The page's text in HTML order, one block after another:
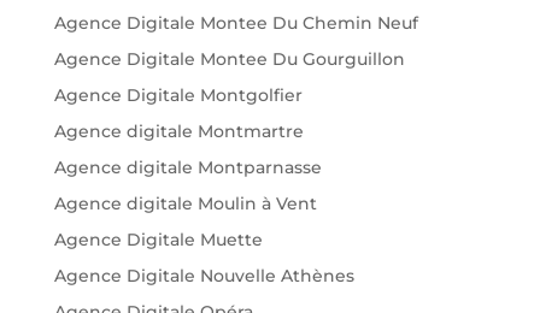
Agence Digitale Montee Du Chemin Neuf
Agence Digitale Montee Du Gourguillon
Agence Digitale Montgolfier
Agence digitale Montmartre
Agence digitale Montparnasse
Agence digitale Moulin à Vent
Agence Digitale Muette
Agence Digitale Nouvelle Athènes